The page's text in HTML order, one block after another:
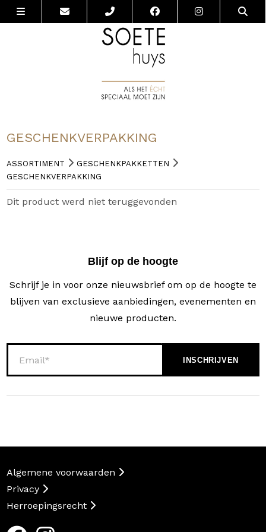
GESCHENKVERPAKKING
ASSORTIMENT
GESCHENKPAKKETTEN
GESCHENKVERPAKKING
Dit product werd niet teruggevonden
Blijf op de hoogte
Schrijf je in voor onze nieuwsbrief om op de hoogte te
blijven van exclusieve aanbiedingen, evenementen en
nieuwe producten.
Algemene voorwaarden
Privacy
Herroepingsrecht